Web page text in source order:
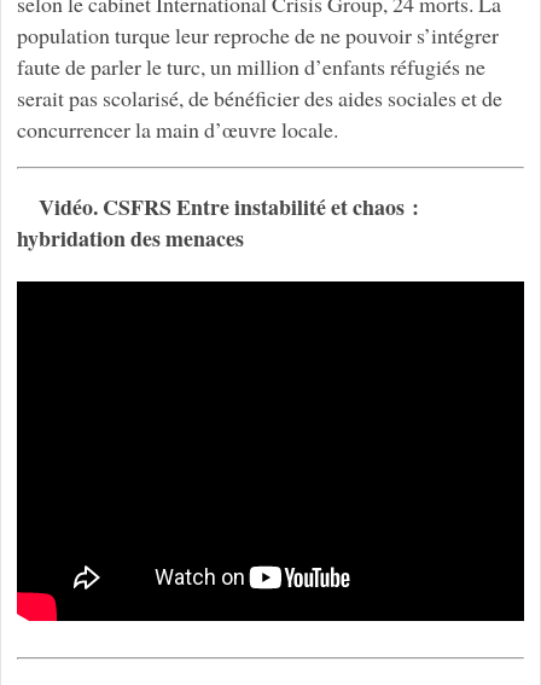
population turque leur reproche de ne pouvoir s’intégrer
faute de parler le turc, un million d’enfants réfugiés ne
serait pas scolarisé, de bénéficier des aides sociales et de
concurrencer la main d’œuvre locale.
Vidéo. CSFRS Entre instabilité et chaos :
hybridation des menaces